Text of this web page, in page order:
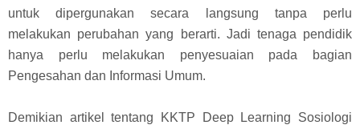
untuk dipergunakan secara langsung tanpa perlu
melakukan perubahan yang berarti. Jadi tenaga pendidik
hanya perlu melakukan penyesuaian pada bagian
Pengesahan dan Informasi Umum.
Demikian artikel tentang KKTP Deep Learning Sosiologi